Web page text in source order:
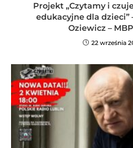
Projekt „Czytamy i
edukacyjne dla dzieci”
Oziewicz –
22 września